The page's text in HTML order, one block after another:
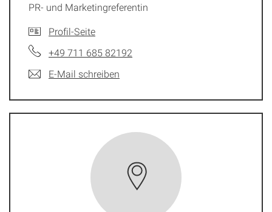
PR- und Marketingreferentin
Profil-Seite
+49 711 685 82192
E-Mail schreiben